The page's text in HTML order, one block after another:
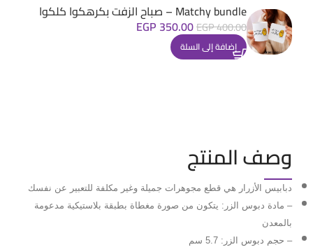
Matchy bundle – صباح الزفت بكرهكوا كلكوا
EGP400.00
EGP 350.00
إضافة إلى السلة
وصف المنتج
دبابيس الأزرار هي قطع مجوهرات جميلة وغير مكلفة للتعبير عن نفسك
– مادة دبوس الزر: يتكون من صورة مغطاة بطبقة بلاستيكية مدعومة
بالمعدن
– حجم دبوس الزر: 5.7 سم